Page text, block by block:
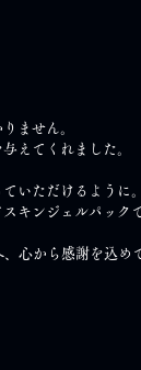
ません。
えてくれました。
いただけるように。
キンジェルパック
心から感謝を込め